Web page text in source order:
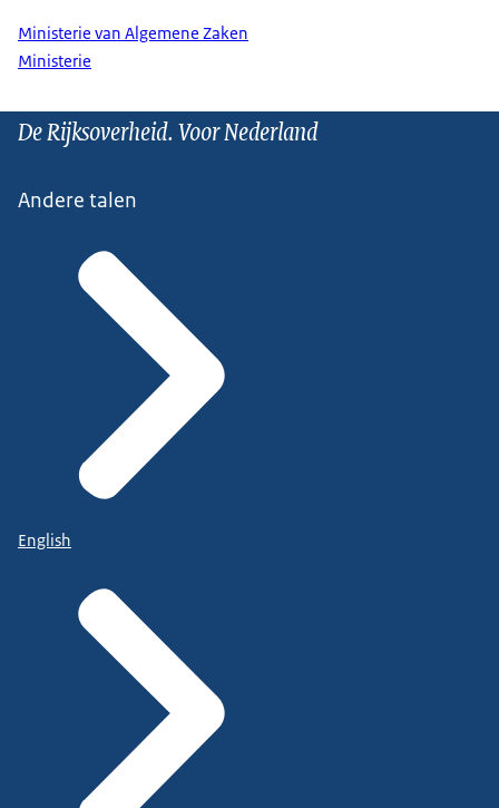
Ministerie van Algemene Zaken
Ministerie
De Rijksoverheid. Voor Nederland
Andere talen
English